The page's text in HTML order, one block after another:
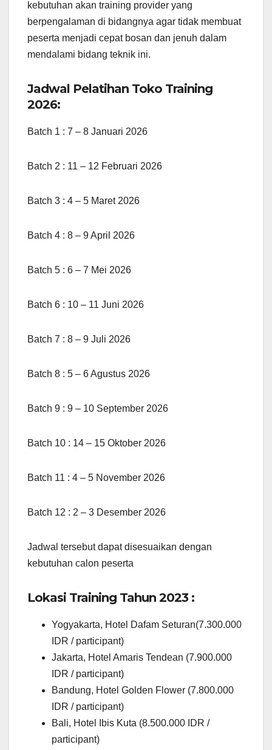
kebutuhan akan training provider yang
berpengalaman di bidangnya agar tidak membuat
peserta menjadi cepat bosan dan jenuh dalam
mendalami bidang teknik ini.
Jadwal Pelatihan Toko Training
2026:
Batch 1 : 7 – 8 Januari 2026
Batch 2 : 11 – 12 Februari 2026
Batch 3 : 4 – 5 Maret 2026
Batch 4 : 8 – 9 April 2026
Batch 5 : 6 – 7 Mei 2026
Batch 6 : 10 – 11 Juni 2026
Batch 7 : 8 – 9 Juli 2026
Batch 8 : 5 – 6 Agustus 2026
Batch 9 : 9 – 10 September 2026
Batch 10 : 14 – 15 Oktober 2026
Batch 11 : 4 – 5 November 2026
Batch 12 : 2 – 3 Desember 2026
Jadwal tersebut dapat disesuaikan dengan
kebutuhan calon peserta
Lokasi Training Tahun 2023 :
Yogyakarta, Hotel Dafam Seturan(7.300.000
IDR / participant)
Jakarta, Hotel Amaris Tendean (7.900.000
IDR / participant)
Bandung, Hotel Golden Flower (7.800.000
IDR / participant)
Bali, Hotel Ibis Kuta (8.500.000 IDR /
participant)